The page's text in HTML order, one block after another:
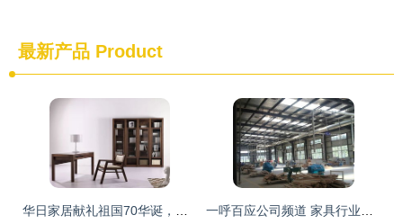
最新产品 Product